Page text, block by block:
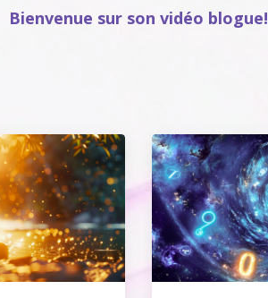
Bienvenue sur son vidéo blogue!